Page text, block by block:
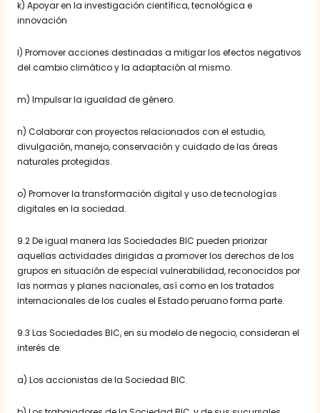
k) Apoyar en la investigación científica, tecnológica e
innovación
l) Promover acciones destinadas a mitigar los efectos negativos
del cambio climático y la adaptación al mismo.
m) Impulsar la igualdad de género.
n) Colaborar con proyectos relacionados con el estudio,
divulgación, manejo, conservación y cuidado de las áreas
naturales protegidas.
o) Promover la transformación digital y uso de tecnologías
digitales en la sociedad.
9.2 De igual manera las Sociedades BIC pueden priorizar
aquellas actividades dirigidas a promover los derechos de los
grupos en situación de especial vulnerabilidad, reconocidos por
las normas y planes nacionales, así como en los tratados
internacionales de los cuales el Estado peruano forma parte.
9.3 Las Sociedades BIC, en su modelo de negocio, consideran el
interés de:
a) Los accionistas de la Sociedad BIC.